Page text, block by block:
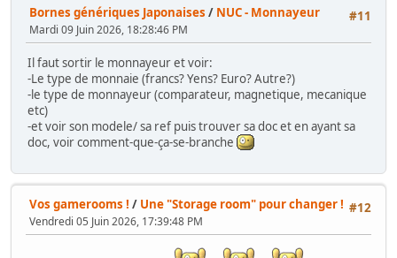
#11
Bornes génériques Japonaises / NUC - Monnayeur
Mardi 09 Juin 2026, 18:28:46 PM
Il faut sortir le monnayeur et voir:
-Le type de monnaie (francs? Yens? Euro? Autre?)
-le type de monnayeur (comparateur, magnetique, mecanique
etc)
-et voir son modele/ sa ref puis trouver sa doc et en ayant sa
doc, voir comment-que-ça-se-branche
#12
Vos gamerooms ! / Une "Storage room" pour changer !
Vendredi 05 Juin 2026, 17:39:48 PM